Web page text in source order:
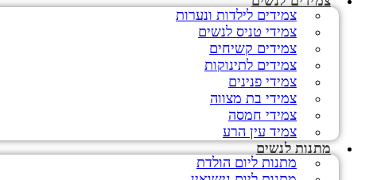
צמידים לילדות ונערות
צמידי טניס לנשים
צמידים קשיחים
צמידים לתינוקות
צמידי פנינים
צמידי בת מצווה
צמידי חמסה
צמיד עין הרע
מתנות לנשים
מתנות ליום הולדת